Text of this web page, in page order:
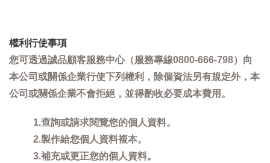
權利行使事項
您可透過誠品顧客服務中心（服務專線0800-666-798）向
本公司或關係企業行使下列權利，除個資法另有規定外，本
公司或關係企業不會拒絕，並得酌收必要成本費用。
1.查詢或請求閱覽您的個人資料。
2.製作給您個人資料複本。
3.補充或更正您的個人資料。